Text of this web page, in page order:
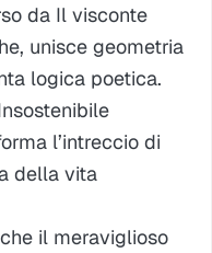
da Il visconte
, unisce geometria
logica poetica.
l’intreccio di
della vita
il meraviglioso